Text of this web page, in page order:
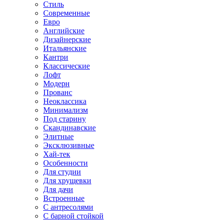
Стиль
Современные
Евро
Английские
Дизайнерские
Итальянские
Кантри
Классические
Лофт
Модерн
Прованс
Неоклассика
Минимализм
Под старину
Скандинавские
Элитные
Эксклюзивные
Хай-тек
Особенности
Для студии
Для хрущевки
Для дачи
Встроенные
С антресолями
С барной стойкой